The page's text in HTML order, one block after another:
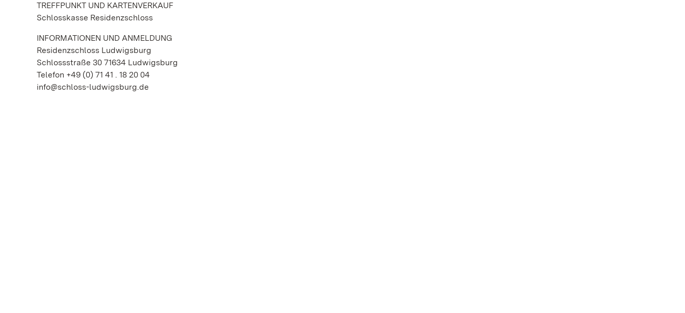
TREFFPUNKT UND KARTENVERKAUF
Schlosskasse Residenzschloss
INFORMATIONEN UND ANMELDUNG
Residenzschloss Ludwigsburg
Schlossstraße 30 71634 Ludwigsburg
Telefon +49 (0) 71 41 . 18 20 04
info@schloss-ludwigsburg.de